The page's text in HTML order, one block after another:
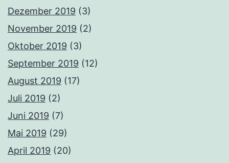
Dezember 2019 (3)
November 2019 (2)
Oktober 2019 (3)
September 2019 (12)
August 2019 (17)
Juli 2019 (2)
Juni 2019 (7)
Mai 2019 (29)
April 2019 (20)